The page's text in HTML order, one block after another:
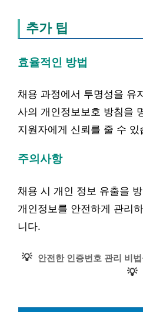
추가 팁
효율적인 방법
채용 과정에서 투명성을 유
사의 개인정보보호 방침을
지원자에게 신뢰를 줄 수 있
주의사항
채용 시 개인 정보 유출을
개인정보를 안전하게 관리
니다.
💡 안전한 인증번호 관리 비
💡